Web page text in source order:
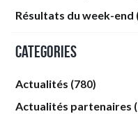
Résultats du week-end
Categories
Actualités (780)
Actualités partenaires